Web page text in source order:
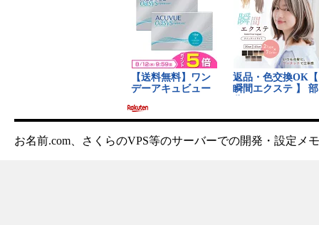
お名前.com、さくらのVPS等のサーバーでの開発・設定メモ